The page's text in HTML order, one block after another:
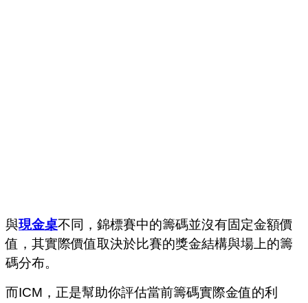
與現金桌不同，錦標賽中的籌碼並沒有固定金額價
值，其實際價值取決於比賽的獎金結構與場上的籌
碼分布。
而ICM，正是幫助你評估當前籌碼實際金值的利